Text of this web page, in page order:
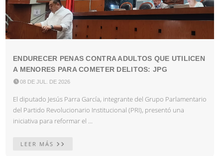
ENDURECER PENAS CONTRA ADULTOS QUE UTILICEN
A MENORES PARA COMETER DELITOS: JPG
08 DE JUL. DE 2026
El diputado Jesús Parra García, integrante del Grupo Parlamentario
del Partido Revolucionario Institucional (PRI), presentó una
iniciativa para reformar el ...
LEER MÁS